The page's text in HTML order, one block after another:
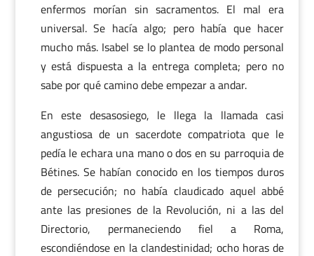
enfermos morían sin sacramentos. El mal era
universal. Se hacía algo; pero había que hacer
mucho más. Isabel se lo plantea de modo personal
y está dispuesta a la entrega completa; pero no
sabe por qué camino debe empezar a andar.
En este desasosiego, le llega la llamada casi
angustiosa de un sacerdote compatriota que le
pedía le echara una mano o dos en su parroquia de
Bétines. Se habían conocido en los tiempos duros
de persecución; no había claudicado aquel abbé
ante las presiones de la Revolución, ni a las del
Directorio, permaneciendo fiel a Roma,
escondiéndose en la clandestinidad; ocho horas de